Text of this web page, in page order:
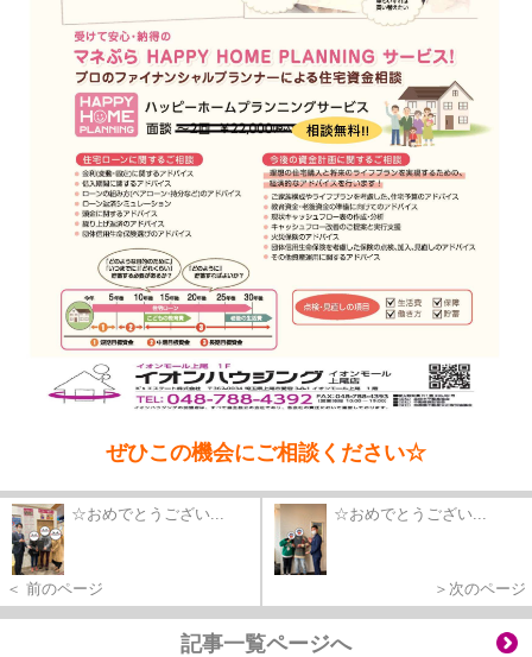
ぜひこの機会にご相談ください☆
☆おめでとうござい...
＜ 前のページ
☆おめでとうござい...
＞次のページ
記事一覧ページへ